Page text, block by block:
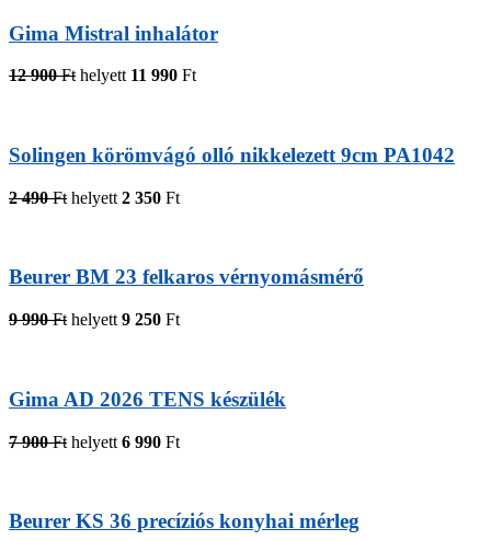
Gima Mistral inhalátor
12 900 Ft helyett 11 990 Ft
Solingen körömvágó olló nikkelezett 9cm PA1042
2 490 Ft helyett 2 350 Ft
Beurer BM 23 felkaros vérnyomásmérő
9 990 Ft helyett 9 250 Ft
Gima AD 2026 TENS készülék
7 900 Ft helyett 6 990 Ft
Beurer KS 36 precíziós konyhai mérleg